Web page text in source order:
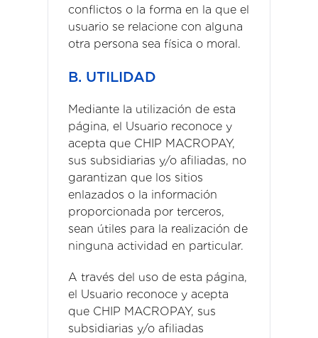
conflictos o la forma en la que el
usuario se relacione con alguna
otra persona sea física o moral.
B. UTILIDAD
Mediante la utilización de esta
página, el Usuario reconoce y
acepta que CHIP MACROPAY,
sus subsidiarias y/o afiliadas, no
garantizan que los sitios
enlazados o la información
proporcionada por terceros,
sean útiles para la realización de
ninguna actividad en particular.
A través del uso de esta página,
el Usuario reconoce y acepta
que CHIP MACROPAY, sus
subsidiarias y/o afiliadas